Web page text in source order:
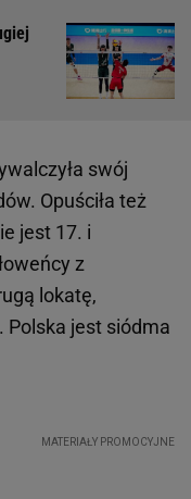
swój
Opuściła też
jest 17. i
z
lokatę,
Polska jest siódma